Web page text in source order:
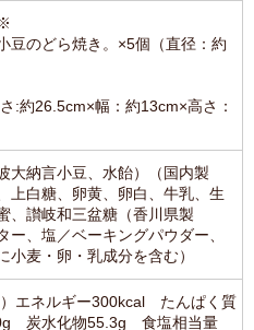
豆のどら焼き。×5個（直径：約
:約26.5cm×幅：約13cm×高さ：
大納言小豆、水飴）（国内製
上白糖、卵黄、卵白、牛乳、生
、讃岐和三盆糖（香川県製
ー、塩／ベーキングパウダー、
小麦・卵・乳成分を含む）
）エネルギー300kcal たんぱく質
炭水化物55.3g 食塩相当量